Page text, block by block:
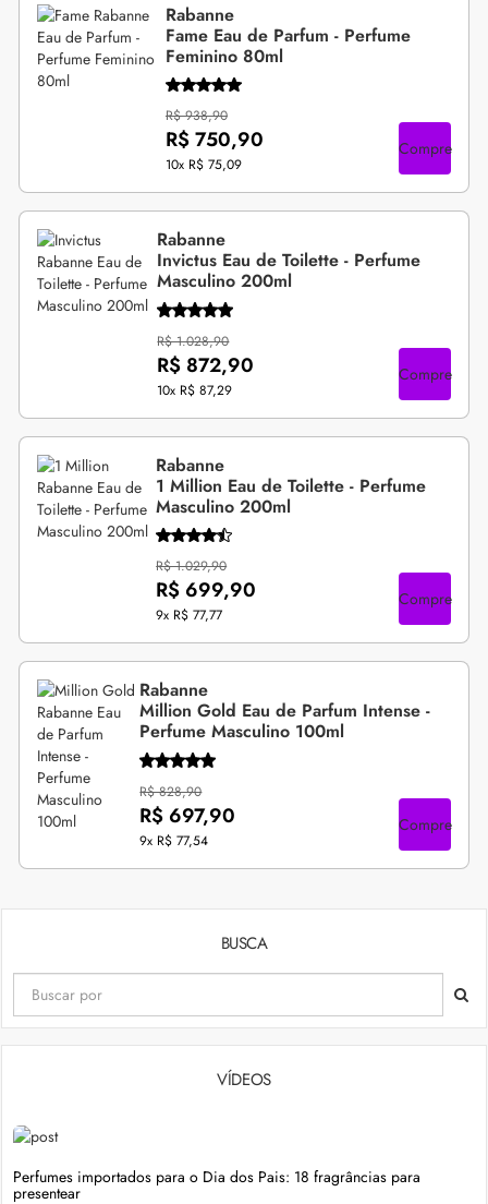
Rabanne
Fame Eau de Parfum - Perfume
Feminino 80ml
R$ 938,90
R$ 750,90
10x R$ 75,09
Compre
Rabanne
Invictus Eau de Toilette - Perfume
Masculino 200ml
R$ 1.028,90
R$ 872,90
10x R$ 87,29
Compre
Rabanne
1 Million Eau de Toilette - Perfume
Masculino 200ml
R$ 1.029,90
R$ 699,90
9x R$ 77,77
Compre
Rabanne
Million Gold Eau de Parfum Intense -
Perfume Masculino 100ml
R$ 828,90
R$ 697,90
9x R$ 77,54
Compre
BUSCA
VÍDEOS
Perfumes importados para o Dia dos Pais: 18 fragrâncias para
presentear